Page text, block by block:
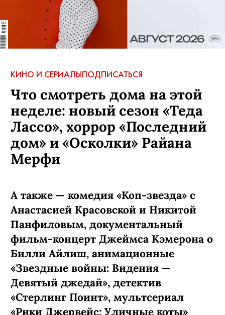
КИНО И СЕРИАЛЫПОДПИСАТЬСЯ
Что смотреть дома на этой
неделе: новый сезон «Теда
Лассо», хоррор «Последний
дом» и «Осколки» Райана
Мерфи
А также — комедия «Коп-звезда» с
Анастасией Красовской и Никитой
Панфиловым, документальный
фильм-концерт Джеймса Кэмерона о
Билли Айлиш, анимационные
«Звездные войны: Видения —
Девятый джедай», детектив
«Стерлинг Поинт», мультсериал
«Рики Джервейс: Уличные коты»